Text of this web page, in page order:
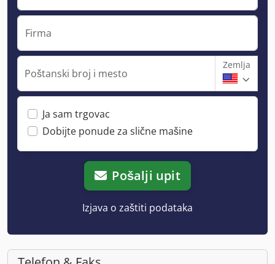
Firma
Poštanski broj i mesto
Zemlja
Ja sam trgovac
Dobijte ponude za slične mašine
Pošalji upit
Izjava o zaštiti podataka